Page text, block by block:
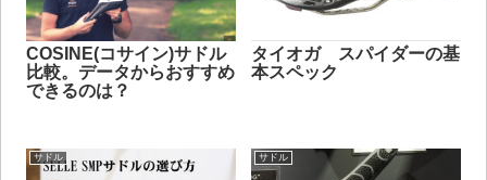
COSINE(コサイン)サドル
比較。データからおすすめ
できるのは？
タイオガ スパイダーの基
本スペック
サドル サドル